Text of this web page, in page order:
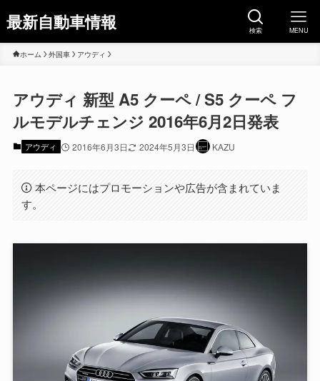
最新自動車情報 検索 MENU
ホーム 外国車 アウディ
アウディ 新型 A5 クーペ / S5 クーペ フ
ルモデルチェンジ 2016年6月2日発表
アウディ 2016年6月3日 2024年5月3日 KAZU
本ページにはプロモーションや広告が含まれていま
す。